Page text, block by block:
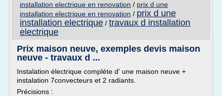
installation electrique en renovation / prix d une
installation electrique en renovation / prix d une
installation electrique / travaux d installation
electrique
Prix maison neuve, exemples devis maison
neuve - travaux d ...
Instalation électrique compléte d' une maison neuve +
instalation 7convecteurs et 2 radiants.
Précisions :